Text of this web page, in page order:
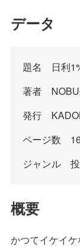
データ
題名 日利
著者
発行
ページ数
ジャンル
概要
かつてイケイ